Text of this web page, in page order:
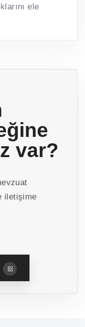
ele
var?
iletişime